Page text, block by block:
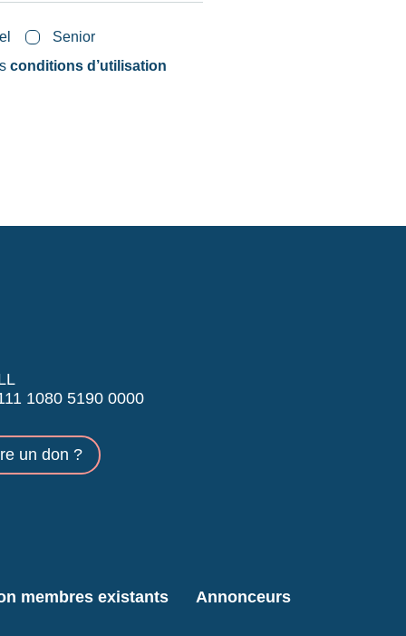
Senior
conditions d’utilisation
1080 5190 0000
un don ?
membres existants Annonceurs